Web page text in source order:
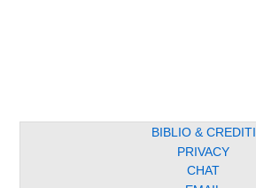
BIBLIO & CREDITI
PRIVACY
CHAT